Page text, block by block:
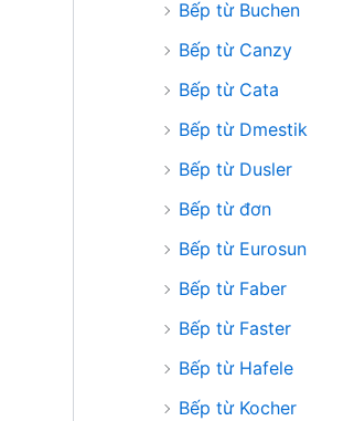
Bếp từ Buchen
Bếp từ Canzy
Bếp từ Cata
Bếp từ Dmestik
Bếp từ Dusler
Bếp từ đơn
Bếp từ Eurosun
Bếp từ Faber
Bếp từ Faster
Bếp từ Hafele
Bếp từ Kocher